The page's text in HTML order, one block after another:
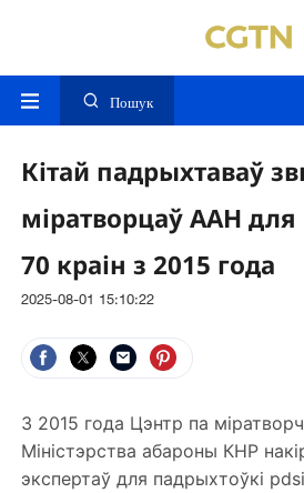
Пошук
Кітай падрыхтаваў
міратворцаў ААН
70 краін з 2015 года
2025-08-01 15:10:22
З 2015 года Цэнтр па
Міністэрства абароны КНР
экспертаў для падрыхтоўкі